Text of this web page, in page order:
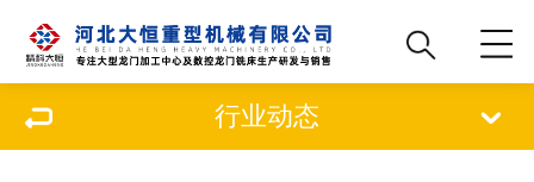
行业动态